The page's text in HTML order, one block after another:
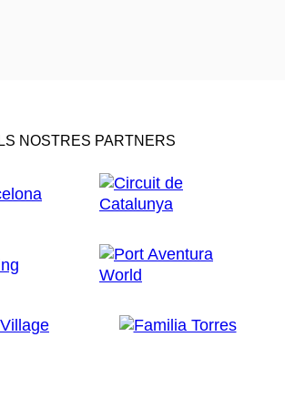
NOSTRES PARTNERS